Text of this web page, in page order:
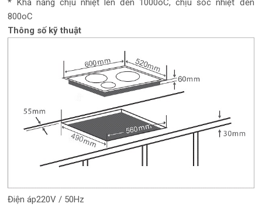
* Khả năng chịu nhiệt lên đến 1000oC, chịu sốc nhiệt đến
800oC
Thông số kỹ thuật
Điện áp220V / 50Hz